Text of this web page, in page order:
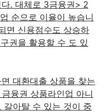
. 대체로 3금융권> 2
순으로 이율이 높습니
면 신용점수도 상승하
권을 활용할 수 도 있
대환대출 상품을 찾는
융권 상품라인업 아니
갈아탈 수 있는 것이 중